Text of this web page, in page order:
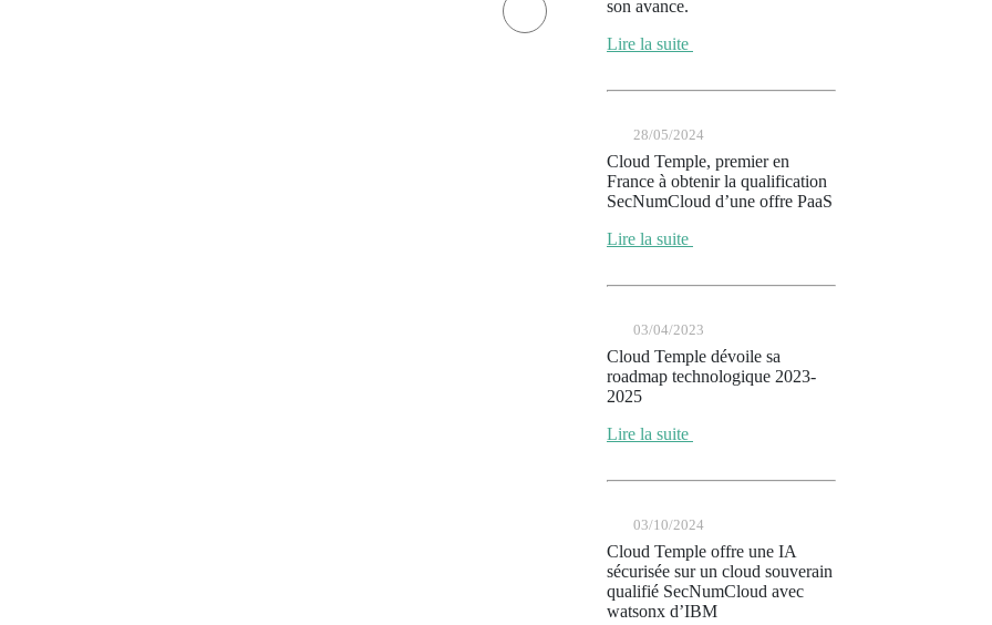
son avance.
Lire la suite
28/05/2024
Cloud Temple, premier en
France à obtenir la qualification
SecNumCloud d’une offre PaaS
Lire la suite
03/04/2023
Cloud Temple dévoile sa
roadmap technologique 2023-
2025
Lire la suite
03/10/2024
Cloud Temple offre une IA
sécurisée sur un cloud souverain
qualifié SecNumCloud avec
watsonx d’IBM